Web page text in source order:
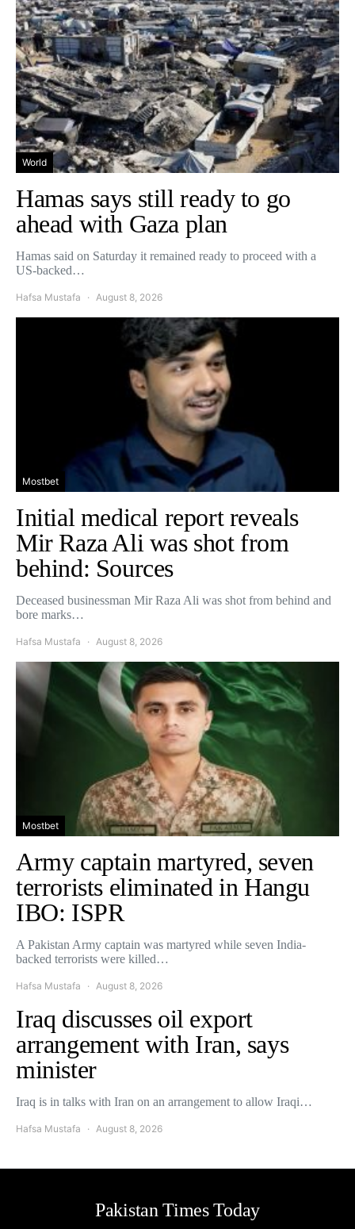
World
Hamas says still ready to go
ahead with Gaza plan
Hamas said on Saturday it remained ready to proceed with a
US-backed…
Hafsa Mustafa August 8, 2026
Mostbet
Initial medical report reveals
Mir Raza Ali was shot from
behind: Sources
Deceased businessman Mir Raza Ali was shot from behind and
bore marks…
Hafsa Mustafa August 8, 2026
Mostbet
Army captain martyred, seven
terrorists eliminated in Hangu
IBO: ISPR
A Pakistan Army captain was martyred while seven India-
backed terrorists were killed…
Hafsa Mustafa August 8, 2026
Iraq discusses oil export
arrangement with Iran, says
minister
Iraq is in talks with Iran on an arrangement to allow Iraqi…
Hafsa Mustafa August 8, 2026
Pakistan Times Today